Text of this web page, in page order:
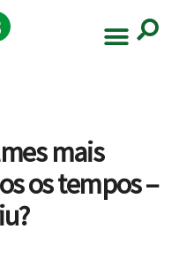
mais
os tempos –